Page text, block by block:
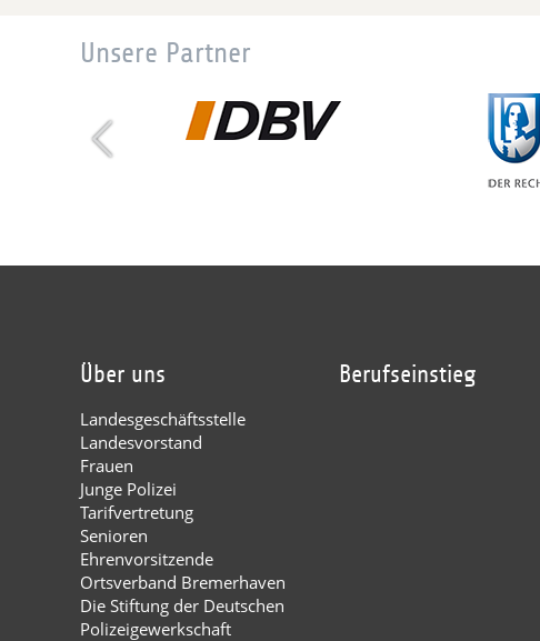
Unsere Partner
Über uns
Landesgeschäftsstelle
Landesvorstand
Frauen
Junge Polizei
Tarifvertretung
Senioren
Ehrenvorsitzende
Ortsverband Bremerhaven
Die Stiftung der Deutschen
Polizeigewerkschaft
Berufseinstieg